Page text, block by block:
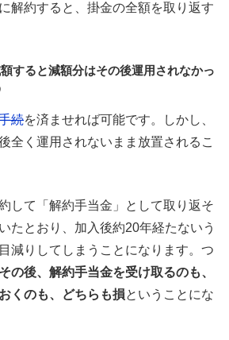
解約すると、掛金の全額を取り返す
すると減額分はその後運用されなかっ
続を済ませれば可能です。しかし、
全く運用されないまま放置されるこ
して「解約手当金」として取り返そ
たとおり、加入後約20年経たないう
減りしてしまうことになります。つ
の後、解約手当金を受け取るのも、
くのも、どちらも損ということにな